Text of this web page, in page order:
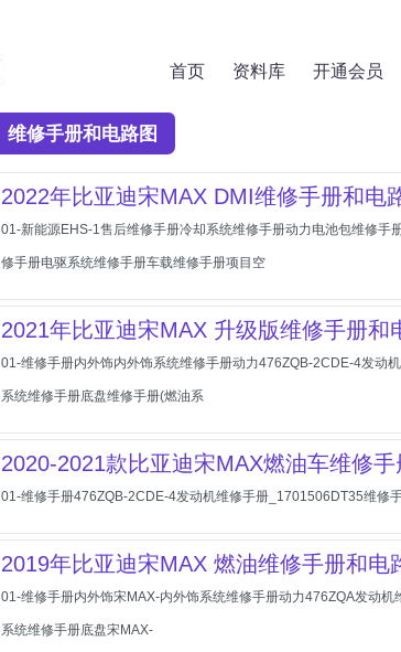
首页 资料库 开通会员
维修手册和电路图
2022年比亚迪宋MAX DMI维修手册和电
01-新能源EHS-1售后维修手册冷却系统维修手册动力电池包维修
修手册电驱系统维修手册车载维修手册项目空
2021年比亚迪宋MAX 升级版维修手册和
01-维修手册内外饰内外饰系统维修手册动力476ZQB-2CDE-4发动
系统维修手册底盘维修手册(燃油系
2020-2021款比亚迪宋MAX燃油车维修手
01-维修手册476ZQB-2CDE-4发动机维修手册_1701506DT35维
2019年比亚迪宋MAX 燃油维修手册和电
01-维修手册内外饰宋MAX-内外饰系统维修手册动力476ZQA发动
系统维修手册底盘宋MAX-